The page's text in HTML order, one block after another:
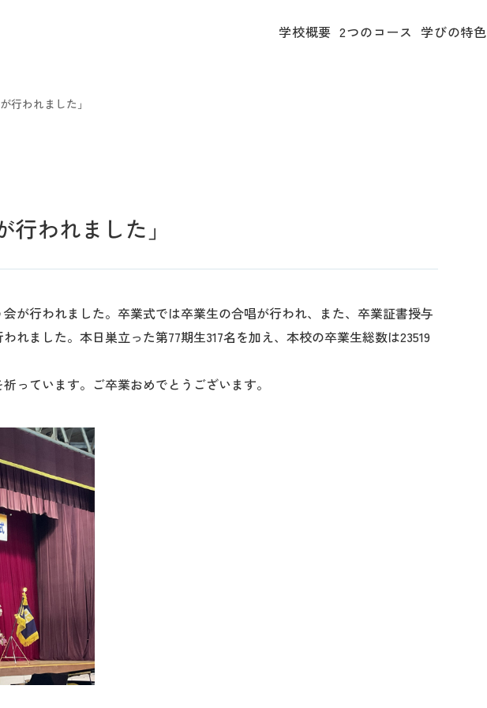
学校概要 2つのコース 学びの特色
行われました」
行われました」
が行われました。卒業式では卒業生の合唱が行われ、また、卒業証書授与
れました。本日巣立った第77期生317名を加え、本校の卒業生総数は23519
っています。ご卒業おめでとうございます。